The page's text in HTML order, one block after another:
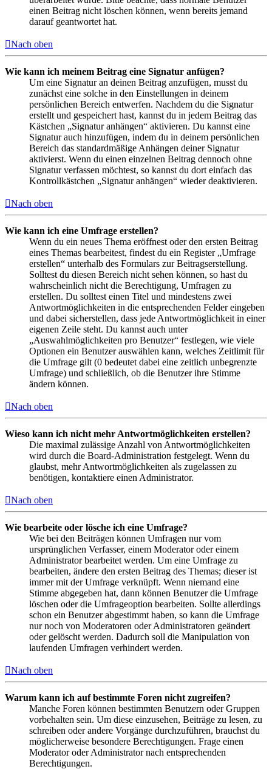
einen Beitrag nicht löschen können, wenn bereits jemand
darauf geantwortet hat.
Nach oben
Wie kann ich meinem Beitrag eine Signatur anfügen?
Um eine Signatur an deinen Beitrag anzufügen, musst du
zunächst eine solche in den Einstellungen in deinem
persönlichen Bereich entwerfen. Nachdem du die Signatur
erstellt und gespeichert hast, kannst du in jedem Beitrag das
Kästchen „Signatur anhängen“ aktivieren. Du kannst eine
Signatur auch hinzufügen, indem du in deinem persönlichen
Bereich das standardmäßige Anhängen deiner Signatur
aktivierst. Wenn du einen einzelnen Beitrag dennoch ohne
Signatur verfassen möchtest, so kannst du dort einfach das
Kontrollkästchen „Signatur anhängen“ wieder deaktivieren.
Nach oben
Wie kann ich eine Umfrage erstellen?
Wenn du ein neues Thema eröffnest oder den ersten Beitrag
eines Themas bearbeitest, findest du ein Register „Umfrage
erstellen“ unterhalb des Formulars zur Beitragserstellung.
Solltest du diesen Bereich nicht sehen können, so hast du
wahrscheinlich nicht die Berechtigung, Umfragen zu
erstellen. Du solltest einen Titel und mindestens zwei
Antwortmöglichkeiten in die entsprechenden Felder eingeben
und dabei sicherstellen, dass jede Antwortmöglichkeit in einer
eigenen Zeile steht. Du kannst auch unter
„Auswahlmöglichkeiten pro Benutzer“ festlegen, wie viele
Optionen ein Benutzer auswählen kann, welches Zeitlimit für
die Umfrage gilt (0 bedeutet dabei eine zeitlich unbegrenzte
Umfrage) und schließlich, ob die Benutzer ihre Stimme
ändern können.
Nach oben
Wieso kann ich nicht mehr Antwortmöglichkeiten erstellen?
Die maximal zulässige Anzahl von Antwortmöglichkeiten
wird durch die Board-Administration festgelegt. Wenn du
glaubst, mehr Antwortmöglichkeiten als zugelassen zu
benötigen, kontaktiere einen Administrator.
Nach oben
Wie bearbeite oder lösche ich eine Umfrage?
Wie bei den Beiträgen können Umfragen nur vom
ursprünglichen Verfasser, einem Moderator oder einem
Administrator bearbeitet werden. Um eine Umfrage zu
bearbeiten, ändere den ersten Beitrag des Themas; dieser ist
immer mit der Umfrage verknüpft. Wenn niemand eine
Stimme abgegeben hat, dann können Benutzer die Umfrage
löschen oder die Umfrageoption bearbeiten. Sollte allerdings
schon ein Benutzer abgestimmt haben, so kann die Umfrage
nur noch von Moderatoren oder Administratoren geändert
oder gelöscht werden. Dadurch soll die Manipulation von
laufenden Umfragen verhindert werden.
Nach oben
Warum kann ich auf bestimmte Foren nicht zugreifen?
Manche Foren können bestimmten Benutzern oder Gruppen
vorbehalten sein. Um diese einzusehen, Beiträge zu lesen, zu
schreiben oder andere Vorgänge durchzuführen, brauchst du
möglicherweise besondere Berechtigungen. Frage einen
Moderator oder Administrator nach entsprechenden
Berechtigungen.